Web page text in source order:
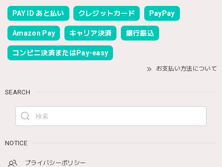
PAY ID あと払い クレジットカード PayPay
Amazon Pay キャリア決済 銀行振込
コンビニ決済またはPay-easy
お支払い方法について
SEARCH
NOTICE
プライバシーポリシー